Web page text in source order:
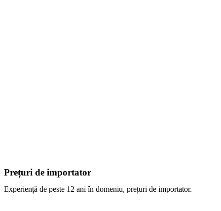
Prețuri de importator
Experiență de peste 12 ani în domeniu, prețuri de importator.